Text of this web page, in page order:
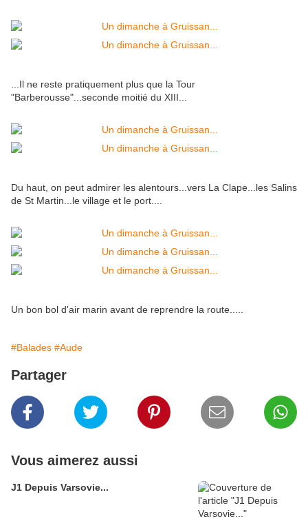
...Il ne reste pratiquement plus que la Tour
"Barberousse"...seconde moitié du XIII...
Du haut, on peut admirer les alentours...vers La Clape...les Salins
de St Martin...le village et le port....
Un bon bol d'air marin avant de reprendre la route.....
#Balades #Aude
Partager
Vous aimerez aussi
J1 Depuis Varsovie...